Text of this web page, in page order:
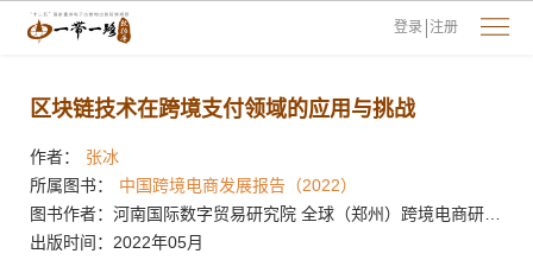
登录 注册
区块链技术在跨境支付领域的应用与挑战
作者：
张冰
所属图书：
中国跨境电商发展报告（2022）
出版时间：2022年05月